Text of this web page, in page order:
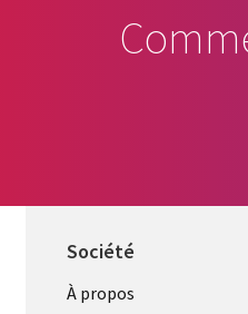
Société
À propos